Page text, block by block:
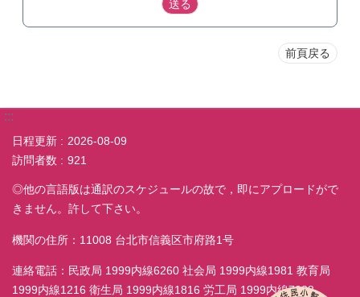
前頁戻る
:::
日程更新
2026-08-09
訪問者数
921
◎他の言語版は通訳のスケジュールの故で，即にアプロードがで
きません。許して下さい。
機関の住所：11008 台北市信義区市府路1号
連絡電話：民政局 1999内線6260 社会局 1999内線1981 教育局
1999内線1216 衛生局 1999内線1816 労工局 1999内線7038